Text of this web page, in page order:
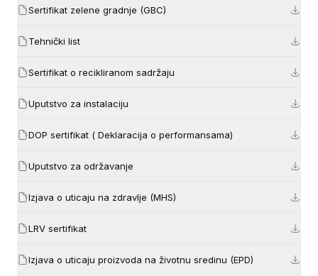
Sertifikat zelene gradnje (GBC)
Tehnički list
Sertifikat o recikliranom sadržaju
Uputstvo za instalaciju
DOP sertifikat ( Deklaracija o performansama)
Uputstvo za održavanje
Izjava o uticaju na zdravlje (MHS)
LRV sertifikat
Izjava o uticaju proizvoda na životnu sredinu (EPD)